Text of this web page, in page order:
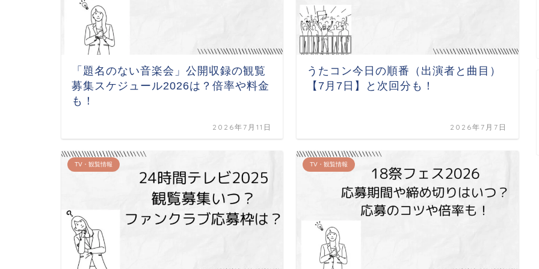
「題名のない音楽会」公開収録の観覧
募集スケジュール2026は？倍率や料金
も！
2026年7月11日
うたコン今日の順番（出演者と曲目）
【7月7日】と次回分も！
2026年7月7日
TV・観覧情報 TV・観覧情報